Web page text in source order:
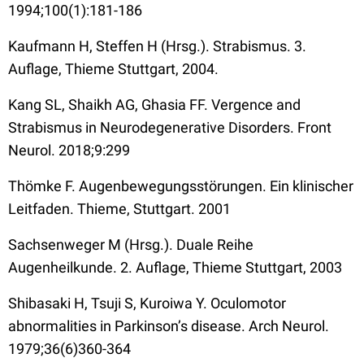
1994;100(1):181-186
Kaufmann H, Steffen H (Hrsg.). Strabismus. 3.
Auflage, Thieme Stuttgart, 2004.
Kang SL, Shaikh AG, Ghasia FF. Vergence and
Strabismus in Neurodegenerative Disorders. Front
Neurol. 2018;9:299
Thömke F. Augenbewegungsstörungen. Ein klinischer
Leitfaden. Thieme, Stuttgart. 2001
Sachsenweger M (Hrsg.). Duale Reihe
Augenheilkunde. 2. Auflage, Thieme Stuttgart, 2003
Shibasaki H, Tsuji S, Kuroiwa Y. Oculomotor
abnormalities in Parkinson’s disease. Arch Neurol.
1979;36(6)360-364